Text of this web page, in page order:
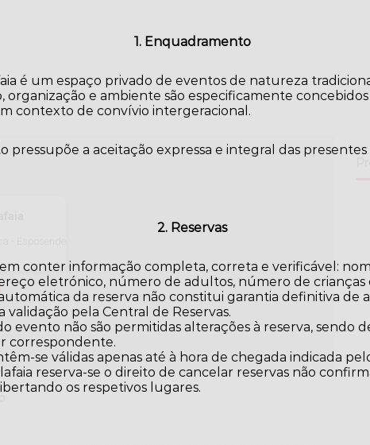
1. Enquadramento
é um espaço privado de eventos de natureza
organização e ambiente são especificamente concebidos
contexto de convívio intergeracional.
pressupõe a aceitação expressa e integral das presentes
2. Reservas
conter informação completa, correta e verificável:
eletrónico, número de adultos, número de crianças
da reserva não constitui garantia definitiva de
validação pela Central de Reservas.
evento não são permitidas alterações à reserva, sendo
correspondente.
se válidas apenas até à hora de chegada indicada
reserva-se o direito de cancelar reservas não
os respetivos lugares.